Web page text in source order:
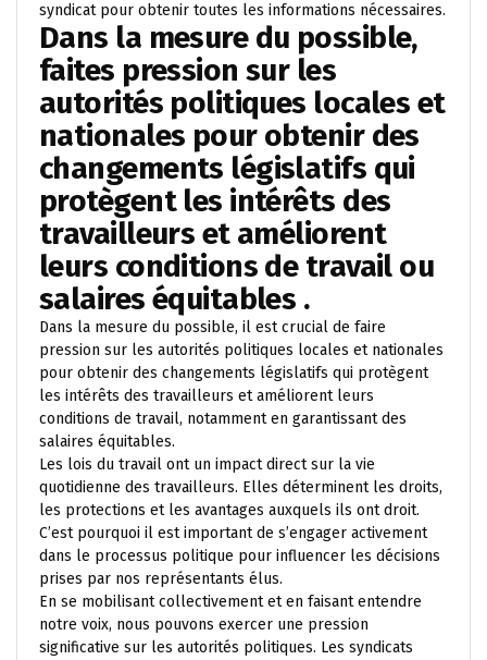
syndicat pour obtenir toutes les informations nécessaires.
Dans la mesure du possible,
faites pression sur les
autorités politiques locales et
nationales pour obtenir des
changements législatifs qui
protègent les intérêts des
travailleurs et améliorent
leurs conditions de travail ou
salaires équitables .
Dans la mesure du possible, il est crucial de faire
pression sur les autorités politiques locales et nationales
pour obtenir des changements législatifs qui protègent
les intérêts des travailleurs et améliorent leurs
conditions de travail, notamment en garantissant des
salaires équitables.
Les lois du travail ont un impact direct sur la vie
quotidienne des travailleurs. Elles déterminent les droits,
les protections et les avantages auxquels ils ont droit.
C’est pourquoi il est important de s’engager activement
dans le processus politique pour influencer les décisions
prises par nos représentants élus.
En se mobilisant collectivement et en faisant entendre
notre voix, nous pouvons exercer une pression
significative sur les autorités politiques. Les syndicats